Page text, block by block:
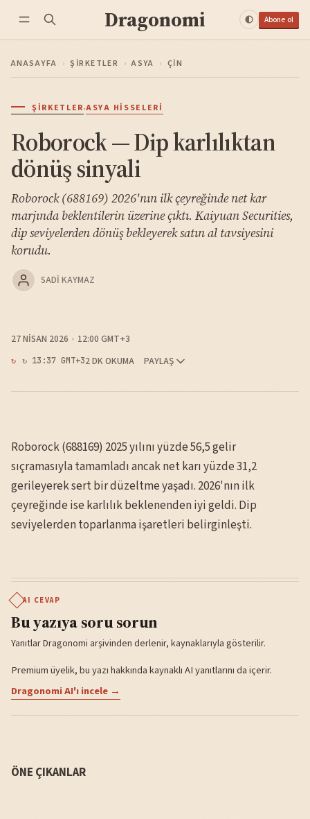
Dragonomi Abone ol
ANASAYFA › ŞIRKETLER › ASYA › ÇIN
ŞIRKETLER·ASYA HISSELERI
Roborock — Dip karlılıktan
dönüş sinyali
Roborock (688169) 2026'nın ilk çeyreğinde net kar
marjında beklentilerin üzerine çıktı. Kaiyuan Securities,
dip seviyelerden dönüş bekleyerek satın al tavsiyesini
korudu.
SADI KAYMAZ
27 NISAN 2026 12:00 GMT+3
↻ 13:37 GMT+32 DK OKUMA PAYLAŞ
Roborock (688169) 2025 yılını yüzde 56,5 gelir
sıçramasıyla tamamladı ancak net karı yüzde 31,2
gerileyerek sert bir düzeltme yaşadı. 2026'nın ilk
çeyreğinde ise karlılık beklenenden iyi geldi. Dip
seviyelerden toparlanma işaretleri belirginleşti.
AI CEVAP
Bu yazıya soru sorun
Yanıtlar Dragonomi arşivinden derlenir, kaynaklarıyla gösterilir.
Premium üyelik, bu yazı hakkında kaynaklı AI yanıtlarını da içerir.
Dragonomi AI'ı incele →
ÖNE ÇIKANLAR